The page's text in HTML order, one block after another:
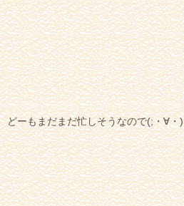
どーもまだまだ忙しそうなので(;・∀・)